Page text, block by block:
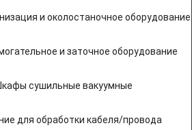
и околостаночное оборудование
и заточное оборудование
сушильные вакуумные
для обработки кабеля/провода